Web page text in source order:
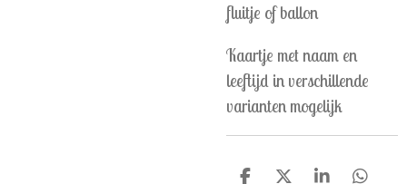
fluitje of ballon
Kaartje met naam en
leeftijd in verschillende
varianten mogelijk